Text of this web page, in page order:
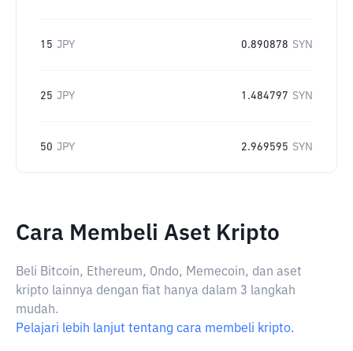
15 JPY 0.890878 SYN
25 JPY 1.484797 SYN
50 JPY 2.969595 SYN
Cara Membeli Aset Kripto
Beli Bitcoin, Ethereum, Ondo, Memecoin, dan aset
kripto lainnya dengan fiat hanya dalam 3 langkah
mudah.
Pelajari lebih lanjut tentang cara membeli kripto.